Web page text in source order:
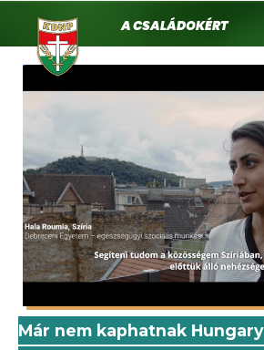
tartalomra
KDNPA családokért.
Már nem kaphatnak